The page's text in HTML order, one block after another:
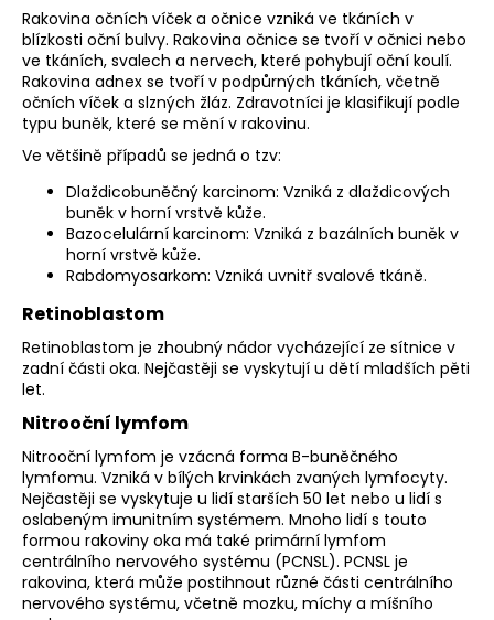
Rakovina očních víček a očnice vzniká ve tkáních v
blízkosti oční bulvy. Rakovina očnice se tvoří v očnici nebo
ve tkáních, svalech a nervech, které pohybují oční koulí.
Rakovina adnex se tvoří v podpůrných tkáních, včetně
očních víček a slzných žláz. Zdravotníci je klasifikují podle
typu buněk, které se mění v rakovinu.
Ve většině případů se jedná o tzv:
Dlaždicobuněčný karcinom: Vzniká z dlaždicových
buněk v horní vrstvě kůže.
Bazocelulární karcinom: Vzniká z bazálních buněk v
horní vrstvě kůže.
Rabdomyosarkom: Vzniká uvnitř svalové tkáně.
Retinoblastom
Retinoblastom je zhoubný nádor vycházející ze sítnice v
zadní části oka. Nejčastěji se vyskytují u dětí mladších pěti
let.
Nitrooční lymfom
Nitrooční lymfom je vzácná forma B-buněčného
lymfomu. Vzniká v bílých krvinkách zvaných lymfocyty.
Nejčastěji se vyskytuje u lidí starších 50 let nebo u lidí s
oslabeným imunitním systémem. Mnoho lidí s touto
formou rakoviny oka má také primární lymfom
centrálního nervového systému (PCNSL). PCNSL je
rakovina, která může postihnout různé části centrálního
nervového systému, včetně mozku, míchy a míšního